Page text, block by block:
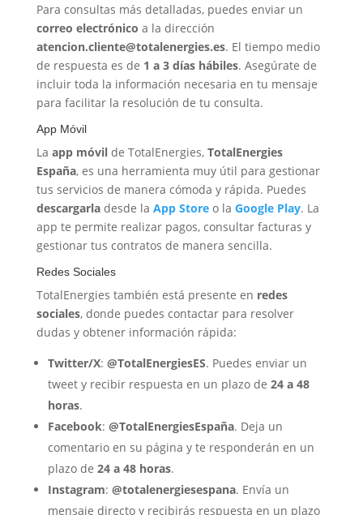
Para consultas más detalladas, puedes enviar un
correo electrónico a la dirección
atencion.cliente@totalenergies.es. El tiempo medio
de respuesta es de 1 a 3 días hábiles. Asegúrate de
incluir toda la información necesaria en tu mensaje
para facilitar la resolución de tu consulta.
App Móvil
La app móvilde TotalEnergies, TotalEnergies
España, es una herramienta muy útil para gestionar
tus servicios de manera cómoda y rápida. Puedes
descargarladesde la App Storeo la Google Play. La
app te permite realizar pagos, consultar facturas y
gestionar tus contratos de manera sencilla.
Redes Sociales
TotalEnergies también está presente en redes
sociales, donde puedes contactar para resolver
dudas y obtener información rápida:
Twitter/X: @TotalEnergiesES. Puedes enviar un
tweet y recibir respuesta en un plazo de 24 a 48
horas.
Facebook: @TotalEnergiesEspaña. Deja un
comentario en su página y te responderán en un
plazo de 24 a 48 horas.
Instagram: @totalenergiesespana. Envía un
mensaje directo y recibirás respuesta en un plazo